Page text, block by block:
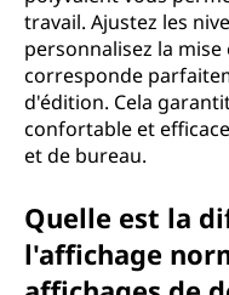
travail. Ajustez les
personnalisez la
corresponde
d'édition. Cela
confortable et
et de bureau.
Quelle est la
l'affichage